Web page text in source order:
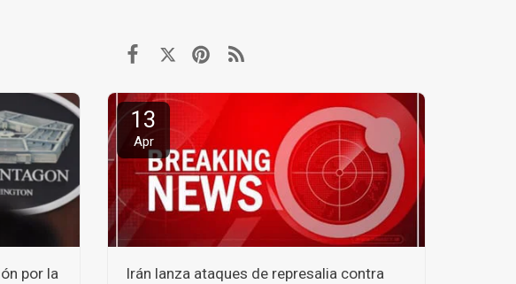
por la
13
Apr
Irán lanza ataques de represalia contra